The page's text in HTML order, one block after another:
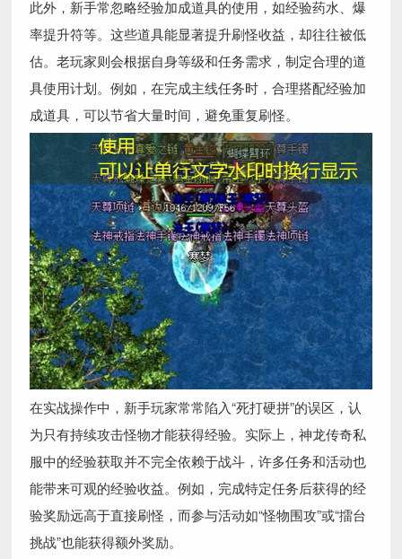
此外，新手常忽略经验加成道具的使用，如经验药水、爆
率提升符等。这些道具能显著提升刷怪收益，却往往被低
估。老玩家则会根据自身等级和任务需求，制定合理的道
具使用计划。例如，在完成主线任务时，合理搭配经验加
成道具，可以节省大量时间，避免重复刷怪。
在实战操作中，新手玩家常常陷入“死打硬拼”的误区，认
为只有持续攻击怪物才能获得经验。实际上，神龙传奇私
服中的经验获取并不完全依赖于战斗，许多任务和活动也
能带来可观的经验收益。例如，完成特定任务后获得的经
验奖励远高于直接刷怪，而参与活动如“怪物围攻”或“擂台
挑战”也能获得额外奖励。